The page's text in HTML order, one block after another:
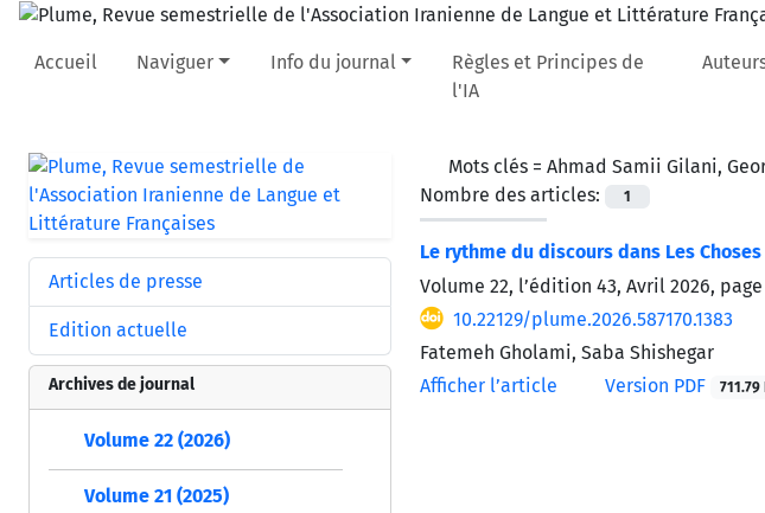
Accueil Naviguer Info du journal
Règles et Principes de
l'IA
Mots clés = Ahmad Samii Gilani,
Nombre des articles:
1
Le rythme du discours dans Les
Volume 22, l’édition 43, Avril 2026, page
10.22129/plume.2026.587170.1383
Fatemeh Gholami, Saba Shishegar
Afficher l’article
Version PDF 711.79
Articles de presse
Edition actuelle
Archives de journal
Volume 22 (2026)
Volume 21 (2025)